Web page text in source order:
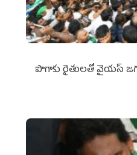
పొగాకు రైతుల‌తో వైయ‌స్